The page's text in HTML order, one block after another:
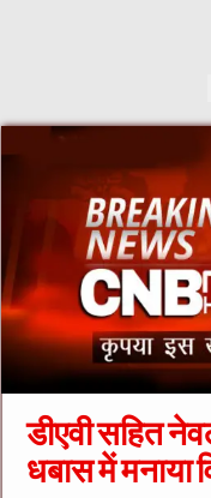
डीएवी सहित
धबास में मनाया